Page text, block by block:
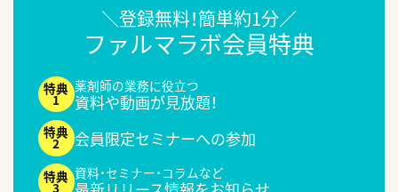
＼登録無料！簡単約1分／
ファルマラボ会員特典
薬剤師の業務に役立つ
資料や動画が見放題！
会員限定セミナーへの参加
資料・セミナー・コラムなど